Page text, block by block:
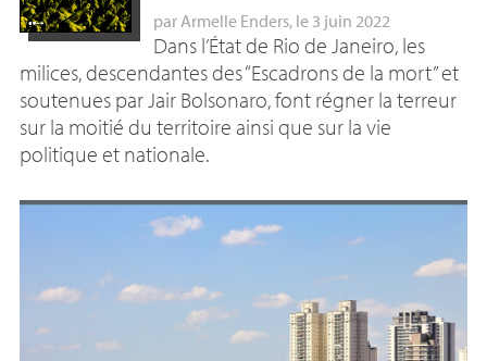
parArmelle Enders, le 3 juin 2022
Dans l’État de Rio de Janeiro, les
milices, descendantes des “Escadrons de la mort” et
soutenues par Jair Bolsonaro, font régner la terreur
sur la moitié du territoire ainsi que sur la vie
politique et nationale.